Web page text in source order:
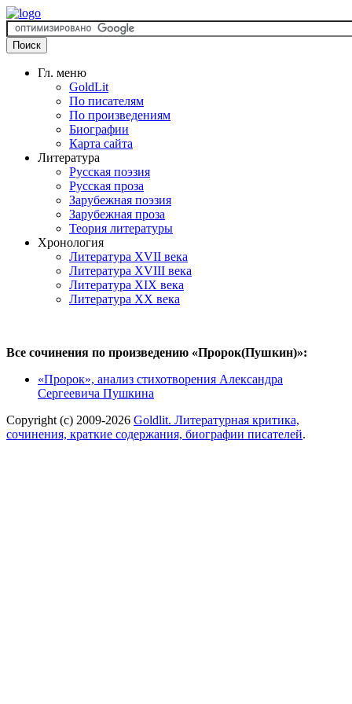
Гл. меню
GoldLit
По писателям
По произведениям
Биографии
Карта сайта
Литература
Русская поэзия
Русская проза
Зарубежная поэзия
Зарубежная проза
Теория литературы
Хронология
Литература XVII века
Литература XVIII века
Литература XIX века
Литература XX века
Все сочинения по произведению «Пророк(Пушкин)»:
«Пророк», анализ стихотворения Александра
Сергеевича Пушкина
Copyright (c) 2009-2026 Goldlit. Литературная критика,
сочинения, краткие содержания, биографии писателей.